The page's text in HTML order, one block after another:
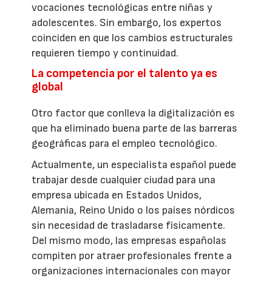
vocaciones tecnológicas entre niñas y
adolescentes. Sin embargo, los expertos
coinciden en que los cambios estructurales
requieren tiempo y continuidad.
La competencia por el talento ya es
global
Otro factor que conlleva la digitalización es
que ha eliminado buena parte de las barreras
geográficas para el empleo tecnológico.
Actualmente, un especialista español puede
trabajar desde cualquier ciudad para una
empresa ubicada en Estados Unidos,
Alemania, Reino Unido o los países nórdicos
sin necesidad de trasladarse físicamente.
Del mismo modo, las empresas españolas
compiten por atraer profesionales frente a
organizaciones internacionales con mayor